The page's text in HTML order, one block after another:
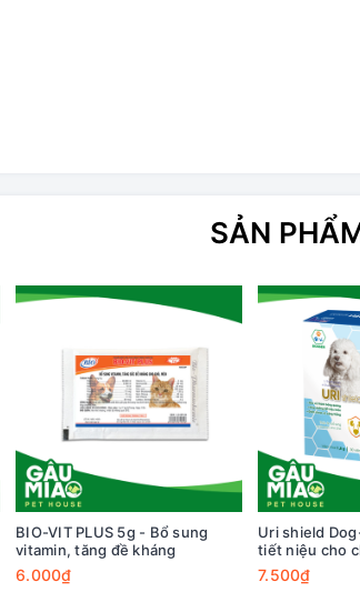
SẢN
BIO-VIT PLUS 5g - Bổ sung
vitamin, tăng đề kháng
6.000₫
Uri shield
tiết niệu cho
7.500₫